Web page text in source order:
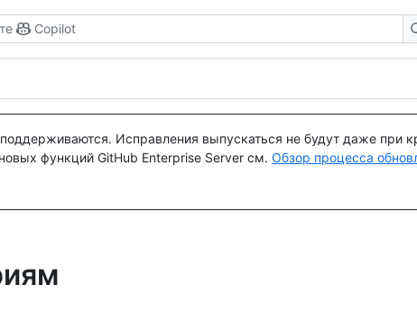
Copilot
Исправления выпускаться не будут даже при
функций GitHub Enterprise Server см. Обзор процесса